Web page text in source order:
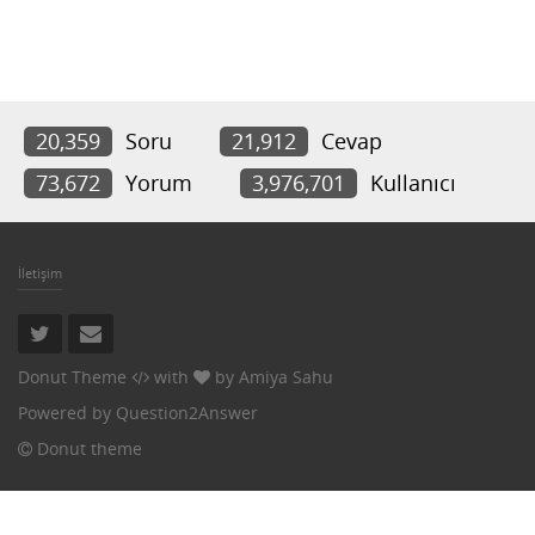
20,359 Soru 21,912
Cevap
73,672
Yorum 3,976,701 Kullanıcı
İletişim
Donut Theme with by Amiya Sahu
Powered by Question2Answer
Donut theme